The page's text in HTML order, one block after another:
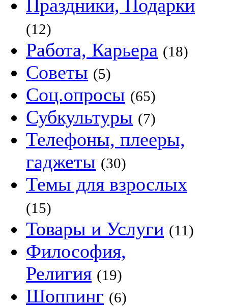
Праздники, Подарки
(12)
Работа, Карьера (18)
Советы (5)
Соц.опросы (65)
Субкультуры (7)
Телефоны, плееры,
гаджеты (30)
Темы для взрослых
(15)
Товары и Услуги (11)
Философия,
Религия (19)
Шоппинг (6)